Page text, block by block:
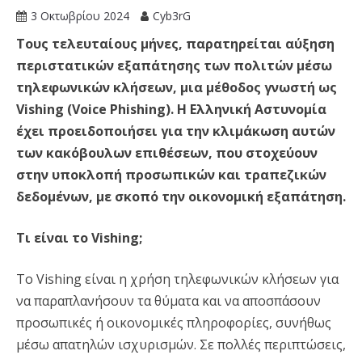
3 Οκτωβρίου 2024 Cyb3rG
Τους τελευταίους μήνες, παρατηρείται αύξηση
περιστατικών εξαπάτησης των πολιτών μέσω
τηλεφωνικών κλήσεων, μια μέθοδος γνωστή ως
Vishing (Voice Phishing). Η Ελληνική Αστυνομία
έχει προειδοποιήσει για την κλιμάκωση αυτών
των κακόβουλων επιθέσεων, που στοχεύουν
στην υποκλοπή προσωπικών και τραπεζικών
δεδομένων, με σκοπό την οικονομική εξαπάτηση.
Τι είναι το Vishing;
Το Vishing είναι η χρήση τηλεφωνικών κλήσεων για
να παραπλανήσουν τα θύματα και να αποσπάσουν
προσωπικές ή οικονομικές πληροφορίες, συνήθως
μέσω απατηλών ισχυρισμών. Σε πολλές περιπτώσεις,